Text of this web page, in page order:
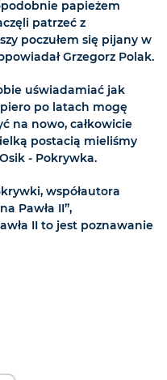
papieżem
patrzeć z
poczułem się pijany w
Grzegorz Polak.
uświadamiać jak
po latach mogę
na nowo, całkowicie
postacią mieliśmy
- Pokrywka.
współautora
Pawła II”,
II to jest poznawanie